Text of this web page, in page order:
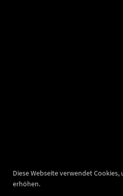
Diese Webseite verwendet
erhöhen.